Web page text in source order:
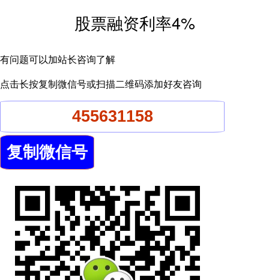
股票融资利率4%
有问题可以加站长咨询了解
点击长按复制微信号或扫描二维码添加好友咨询